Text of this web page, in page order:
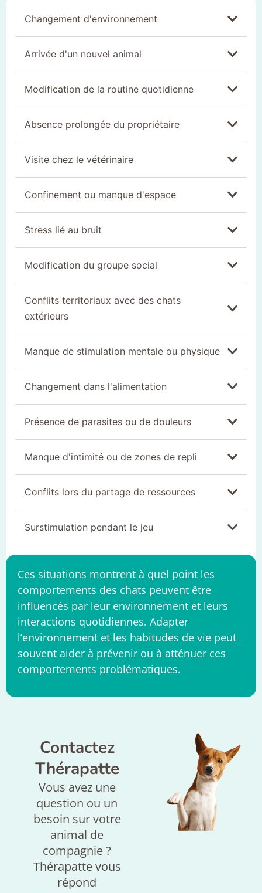
Changement d'environnement
Arrivée d'un nouvel animal
Modification de la routine quotidienne
Absence prolongée du propriétaire
Visite chez le vétérinaire
Confinement ou manque d'espace
Stress lié au bruit
Modification du groupe social
Conflits territoriaux avec des chats
extérieurs
Manque de stimulation mentale ou physique
Changement dans l'alimentation
Présence de parasites ou de douleurs
Manque d'intimité ou de zones de repli
Conflits lors du partage de ressources
Surstimulation pendant le jeu
Ces situations montrent à quel point les
comportements des chats peuvent être
influencés par leur environnement et leurs
interactions quotidiennes. Adapter
l’environnement et les habitudes de vie peut
souvent aider à prévenir ou à atténuer ces
comportements problématiques.
Contactez
Thérapatte
Vous avez une
question ou un
besoin sur votre
animal de
compagnie ?
Thérapatte vous
répond